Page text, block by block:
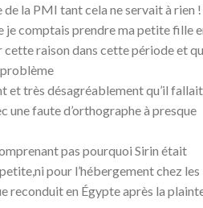
la PMI tant cela ne servait à rien !
je comptais prendre ma petite fille
cette raison dans cette période et
problème
et très désagréablement qu’il fallait
une faute d’orthographe à presque
pas pourquoi Sirin était
pour l’hébergement chez les
reconduit en Égypte après la